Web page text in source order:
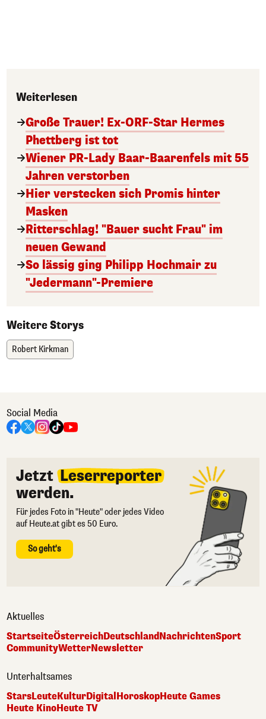
Weiterlesen
Große Trauer! Ex-ORF-Star Hermes
Phettberg ist tot
Wiener PR-Lady Baar-Baarenfels mit 55
Jahren verstorben
Hier verstecken sich Promis hinter
Masken
Ritterschlag! "Bauer sucht Frau" im
neuen Gewand
So lässig ging Philipp Hochmair zu
"Jedermann"-Premiere
Weitere Storys
Robert Kirkman
Social Media
Jetzt Leserreporter
werden.
Für jedes Foto in "Heute" oder jedes Video
auf Heute.at gibt es 50 Euro.
So geht's
Aktuelles
StartseiteÖsterreichDeutschlandNachrichtenSport
CommunityWetterNewsletter
Unterhaltsames
StarsLeuteKulturDigital HoroskopHeute Games
Heute KinoHeute TV